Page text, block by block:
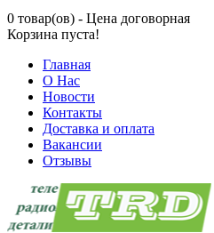
0 товар(ов) - Цена договорная
Корзина пуста!
Главная
О Нас
Новости
Контакты
Доставка и оплата
Вакансии
Отзывы